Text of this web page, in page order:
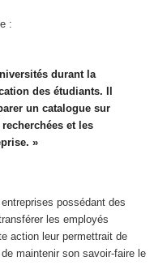
:
durant la
des étudiants. Il
un catalogue sur
et les
»
possédant des
les employés
action leur permettrait de
maintenir son savoir-faire le